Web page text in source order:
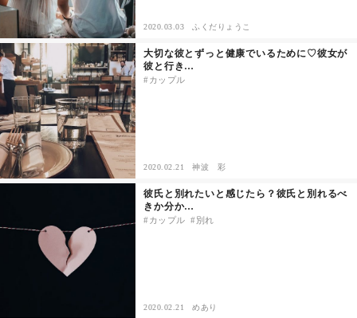
驚き 2020.03.03 ふくだりょうこ
大切な彼とずっと健康でいるために♡彼女が
彼と行き…
カップル
2020.02.21 神波 彩
彼氏と別れたいと感じたら？彼氏と別れるべ
きか分か…
カップル 別れ
2020.02.21 めあり